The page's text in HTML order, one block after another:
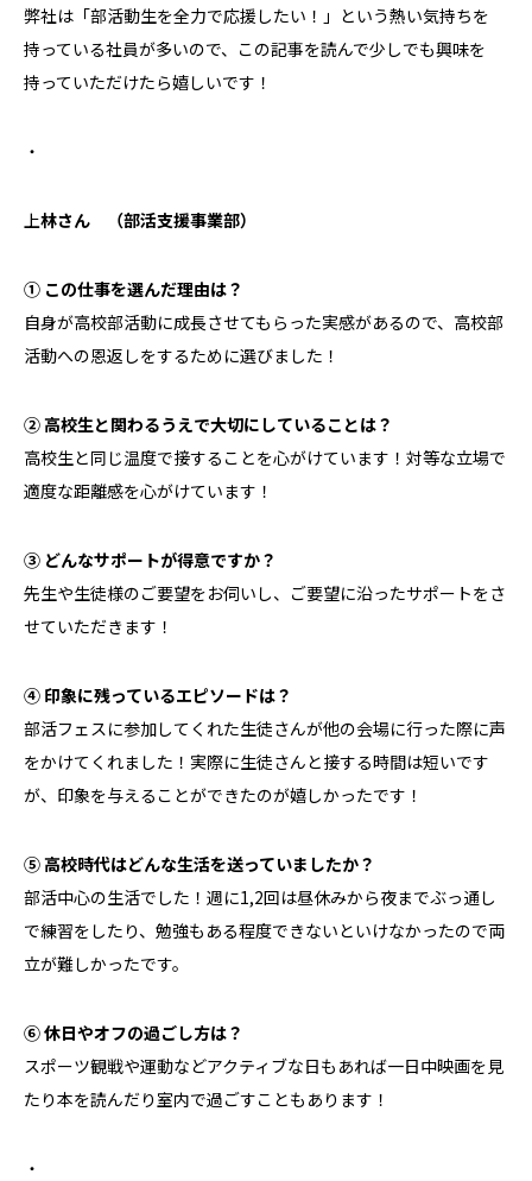
弊社は「部活動生を全力で応援したい！」という熱い気持ちを
持っている社員が多いので、この記事を読んで少しでも興味を
持っていただけたら嬉しいです！
・
上林さん （部活支援事業部）
① この仕事を選んだ理由は？
自身が高校部活動に成長させてもらった実感があるので、高校部
活動への恩返しをするために選びました！
② 高校生と関わるうえで大切にしていることは？
高校生と同じ温度で接することを心がけています！対等な立場で
適度な距離感を心がけています！
③ どんなサポートが得意ですか？
先生や生徒様のご要望をお伺いし、ご要望に沿ったサポートをさ
せていただきます！
④ 印象に残っているエピソードは？
部活フェスに参加してくれた生徒さんが他の会場に行った際に声
をかけてくれました！実際に生徒さんと接する時間は短いです
が、印象を与えることができたのが嬉しかったです！
⑤ 高校時代はどんな生活を送っていましたか？
部活中心の生活でした！週に1,2回は昼休みから夜までぶっ通し
で練習をしたり、勉強もある程度できないといけなかったので両
立が難しかったです。
⑥ 休日やオフの過ごし方は？
スポーツ観戦や運動などアクティブな日もあれば一日中映画を見
たり本を読んだり室内で過ごすこともあります！
・